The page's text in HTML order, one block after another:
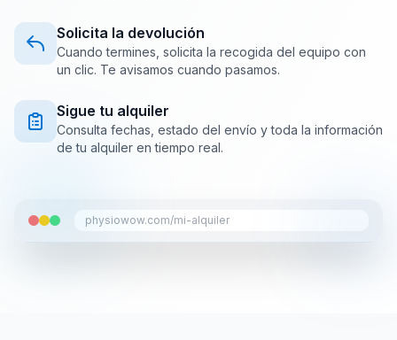
Solicita la devolución
Cuando termines, solicita la recogida del equipo con
un clic. Te avisamos cuando pasamos.
Sigue tu alquiler
Consulta fechas, estado del envío y toda la información
de tu alquiler en tiempo real.
physiowow.com/mi-alquiler